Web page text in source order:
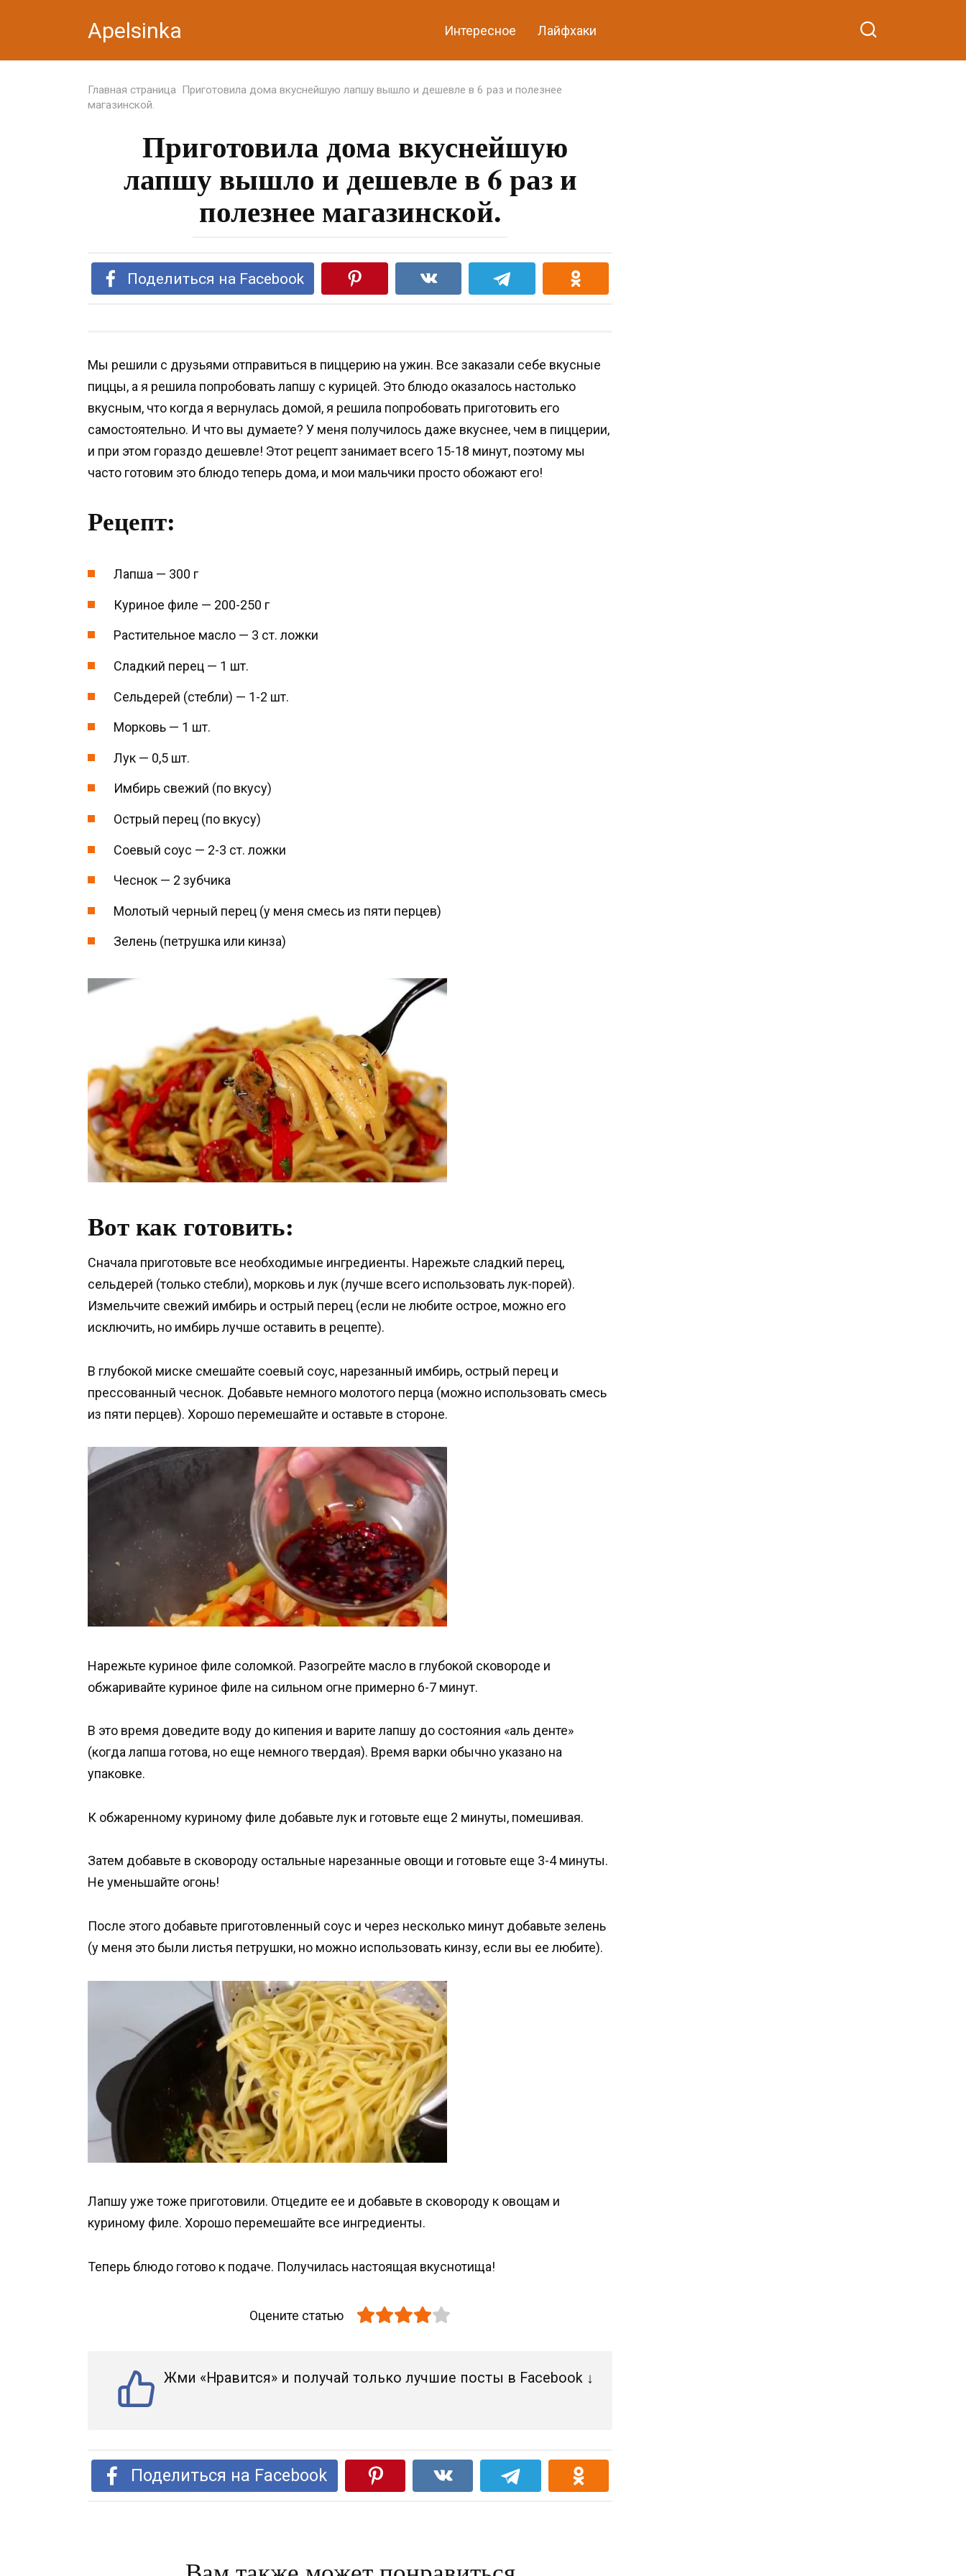
Apelsinka Интересное Лайфхаки
Главная страница Приготовила дома вкуснейшую лапшу вышло и дешевле в 6 раз и полезнее
магазинской.
Приготовила дома вкуснейшую
лапшу вышло и дешевле в 6 раз и
полезнее магазинской.
Поделиться на Facebook
Мы решили с друзьями отправиться в пиццерию на ужин. Все заказали себе вкусные
пиццы, а я решила попробовать лапшу с курицей. Это блюдо оказалось настолько
вкусным, что когда я вернулась домой, я решила попробовать приготовить его
самостоятельно. И что вы думаете? У меня получилось даже вкуснее, чем в пиццерии,
и при этом гораздо дешевле! Этот рецепт занимает всего 15-18 минут, поэтому мы
часто готовим это блюдо теперь дома, и мои мальчики просто обожают его!
Рецепт:
Лапша — 300 г
Куриное филе — 200-250 г
Растительное масло — 3 ст. ложки
Сладкий перец — 1 шт.
Сельдерей (стебли) — 1-2 шт.
Морковь — 1 шт.
Лук — 0,5 шт.
Имбирь свежий (по вкусу)
Острый перец (по вкусу)
Соевый соус — 2-3 ст. ложки
Чеснок — 2 зубчика
Молотый черный перец (у меня смесь из пяти перцев)
Зелень (петрушка или кинза)
Вот как готовить:
Сначала приготовьте все необходимые ингредиенты. Нарежьте сладкий перец,
сельдерей (только стебли), морковь и лук (лучше всего использовать лук-порей).
Измельчите свежий имбирь и острый перец (если не любите острое, можно его
исключить, но имбирь лучше оставить в рецепте).
В глубокой миске смешайте соевый соус, нарезанный имбирь, острый перец и
прессованный чеснок. Добавьте немного молотого перца (можно использовать смесь
из пяти перцев). Хорошо перемешайте и оставьте в стороне.
Нарежьте куриное филе соломкой. Разогрейте масло в глубокой сковороде и
обжаривайте куриное филе на сильном огне примерно 6-7 минут.
В это время доведите воду до кипения и варите лапшу до состояния «аль денте»
(когда лапша готова, но еще немного твердая). Время варки обычно указано на
упаковке.
К обжаренному куриному филе добавьте лук и готовьте еще 2 минуты, помешивая.
Затем добавьте в сковороду остальные нарезанные овощи и готовьте еще 3-4 минуты.
Не уменьшайте огонь!
После этого добавьте приготовленный соус и через несколько минут добавьте зелень
(у меня это были листья петрушки, но можно использовать кинзу, если вы ее любите).
Лапшу уже тоже приготовили. Отцедите ее и добавьте в сковороду к овощам и
куриному филе. Хорошо перемешайте все ингредиенты.
Теперь блюдо готово к подаче. Получилась настоящая вкуснотища!
Оцените статью
Жми «Нравится» и получай только лучшие посты в Facebook ↓
Поделиться на Facebook